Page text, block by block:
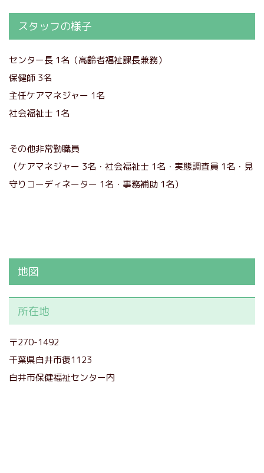
スタッフの様子
センター長 1名（高齢者福祉課長兼務）
保健師 3名
主任ケアマネジャー 1名
社会福祉士 1名
その他非常勤職員
（ケアマネジャー 3名・社会福祉士 1名・実態調査員 1名・見
守りコーディネーター 1名・事務補助 1名）
地図
所在地
〒270-1492
千葉県白井市復1123
白井市保健福祉センター内